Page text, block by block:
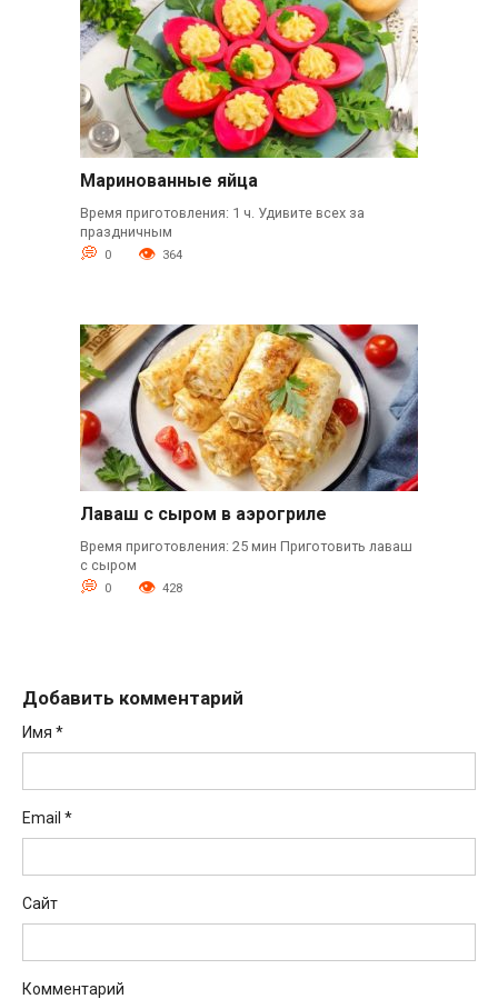
Маринованные яйца
Время приготовления: 1 ч. Удивите всех за
праздничным
0 364
Лаваш с сыром в аэрогриле
Время приготовления: 25 мин Приготовить лаваш
с сыром
0 428
Добавить комментарий
Имя *
Email *
Сайт
Комментарий